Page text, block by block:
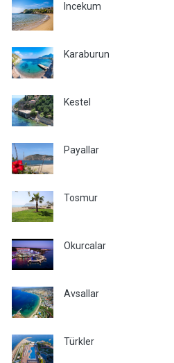
Incekum
Karaburun
Kestel
Payallar
Tosmur
Okurcalar
Avsallar
Türkler